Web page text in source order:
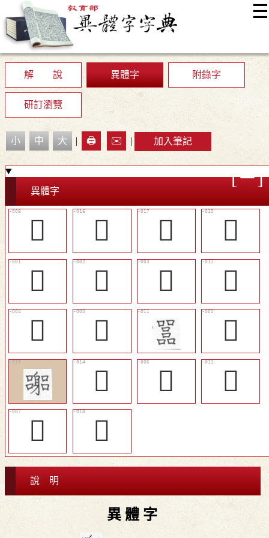
☰
最新消息
顯示模式
網站導覽
EN
解 說
異體字 附錄字
研訂瀏覽
小 中 大 | 🖨️ ✉️ | 加入筆記
異體字
󷐚 󷐢 󷐣
󰵅
𠾅
𠽺 𠿦
󰲡
𡁬
𡂨
󷐫
󰹷
𡅚
󷐟
𡓶
𡓿
說 明
異 體 字